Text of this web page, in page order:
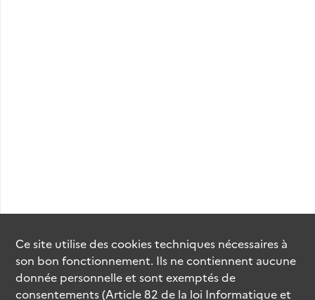
Ce site utilise descookiestechniques nécessaires à
son bon fonctionnement. Ils ne contiennent aucune
donnée personnelle et sont exemptés de
consentements (Article 82 de la loi Informatique et